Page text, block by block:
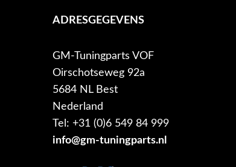
ADRESGEGEVENS
GM-Tuningparts VOF
Oirschotseweg 92a
5684 NL Best
Nederland
Tel: +31 (0)6 549 84 999
info@gm-tuningparts.nl